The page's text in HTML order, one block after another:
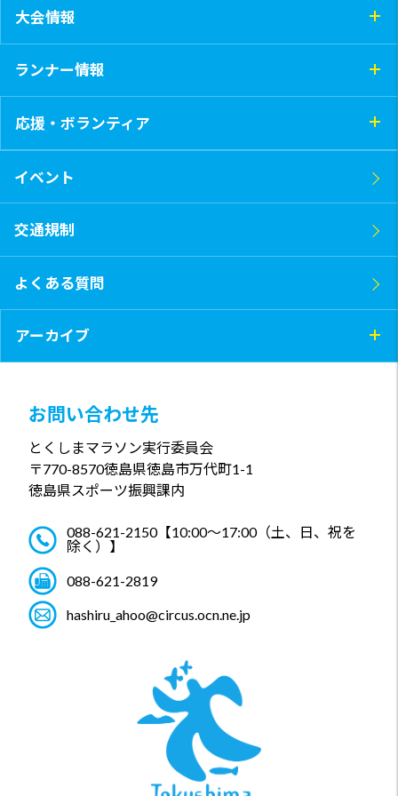
大会情報
ランナー情報
応援・ボランティア
イベント
交通規制
よくある質問
アーカイブ
お問い合わせ先
とくしまマラソン実行委員会
〒770-8570徳島県徳島市万代町1-1
徳島県スポーツ振興課内
088-621-2150【10:00～17:00（土、日、祝を
除く）】
088-621-2819
hashiru_ahoo@circus.ocn.ne.jp